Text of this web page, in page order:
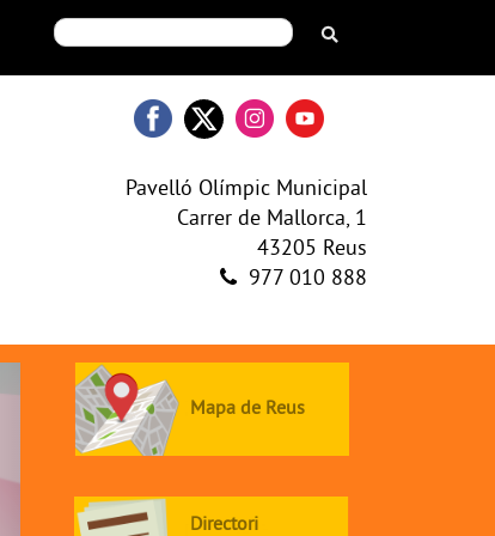
Pavelló Olímpic Municipal
Carrer de Mallorca, 1
43205 Reus
977 010 888
Mapa de Reus
Directori